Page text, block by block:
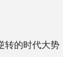
的时代大势